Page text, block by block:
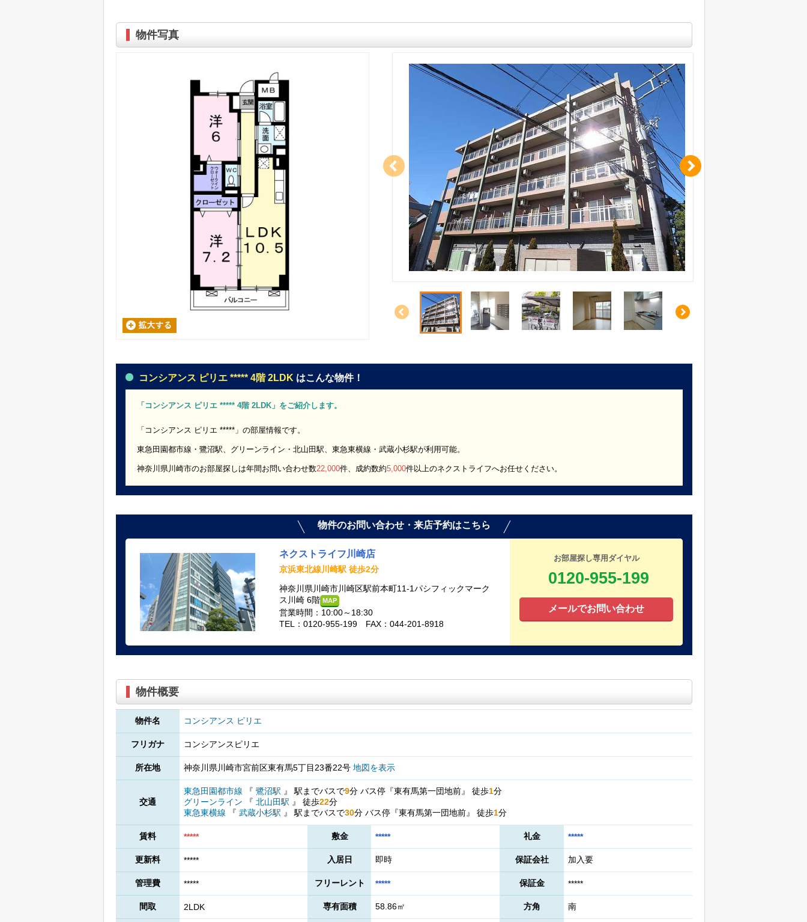
物件写真
コンシアンス ピリエ ***** 4階 2LDK はこんな物件！
「コンシアンス ピリエ ***** 4階 2LDK」をご紹介します。
「コンシアンス ピリエ *****」の部屋情報です。
東急田園都市線・鷺沼駅、グリーンライン・北山田駅、東急東横線・武蔵小杉駅が利用可能。
神奈川県川崎市のお部屋探しは年間お問い合わせ数22,000件、成約数約5,000件以上のネクストライフへお任せください。
物件のお問い合わせ・来店予約はこちら
ネクストライフ川崎店
京浜東北線川崎駅 徒歩2分
神奈川県川崎市川崎区駅前本町11-1パシフィックマーク
ス川崎 6階 MAP
営業時間：10:00～18:30
TEL：0120-955-199 FAX：044-201-8918
お部屋探し専用ダイヤル
0120-955-199
メールでお問い合わせ
物件概要
物件名 コンシアンス ピリエ
フリガナ コンシアンスピリエ
所在地 神奈川県川崎市宮前区東有馬5丁目23番22号 地図を表示
交通
東急田園都市線 『 鷺沼駅 』 駅までバスで9分 バス停『東有馬第一団地前』 徒歩1分
グリーンライン
『 北山田駅 』 徒歩22分
東急東横線
『 武蔵小杉駅 』 駅までバスで30分 バス停『東有馬第一団地前』 徒歩1分
賃料 ***** 敷金 ***** 礼金 *****
更新料 ***** 入居日 即時 保証会社 加入要
管理費 ***** フリーレント ***** 保証金 *****
間取 2LDK 専有面積 58.86㎡ 方角 南